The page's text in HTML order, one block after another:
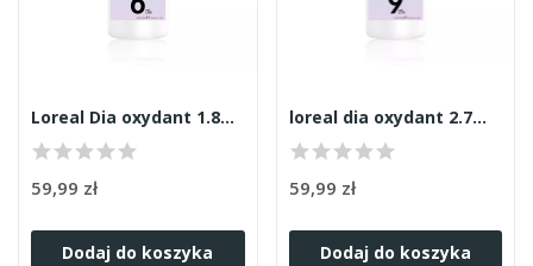
Loreal Dia oxydant 1.8% 1000ml
59,99 zł
Dodaj do koszyka
loreal dia oxydant 2.7% 1000ml
59,99 zł
Dodaj do koszyka